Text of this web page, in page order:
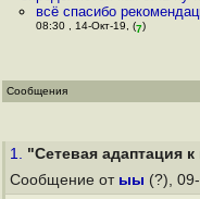
всё спасибо
08:30 , 14-Окт-19, (7)
Сообщения
1. "Сетевая адаптация
Сообщение от ыы (?),